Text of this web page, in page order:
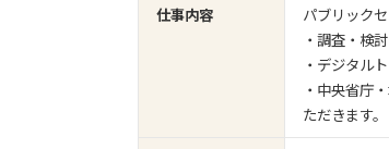
仕事内容
パブリック
・調査・検
・デジタル
・中央省庁
ただきます。